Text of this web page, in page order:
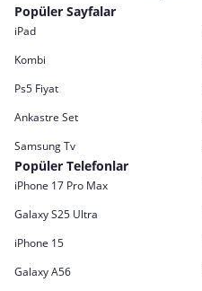
Popüler Sayfalar
iPad
Kombi
Ps5 Fiyat
Ankastre Set
Samsung Tv
Popüler Telefonlar
iPhone 17 Pro Max
Galaxy S25 Ultra
iPhone 15
Galaxy A56